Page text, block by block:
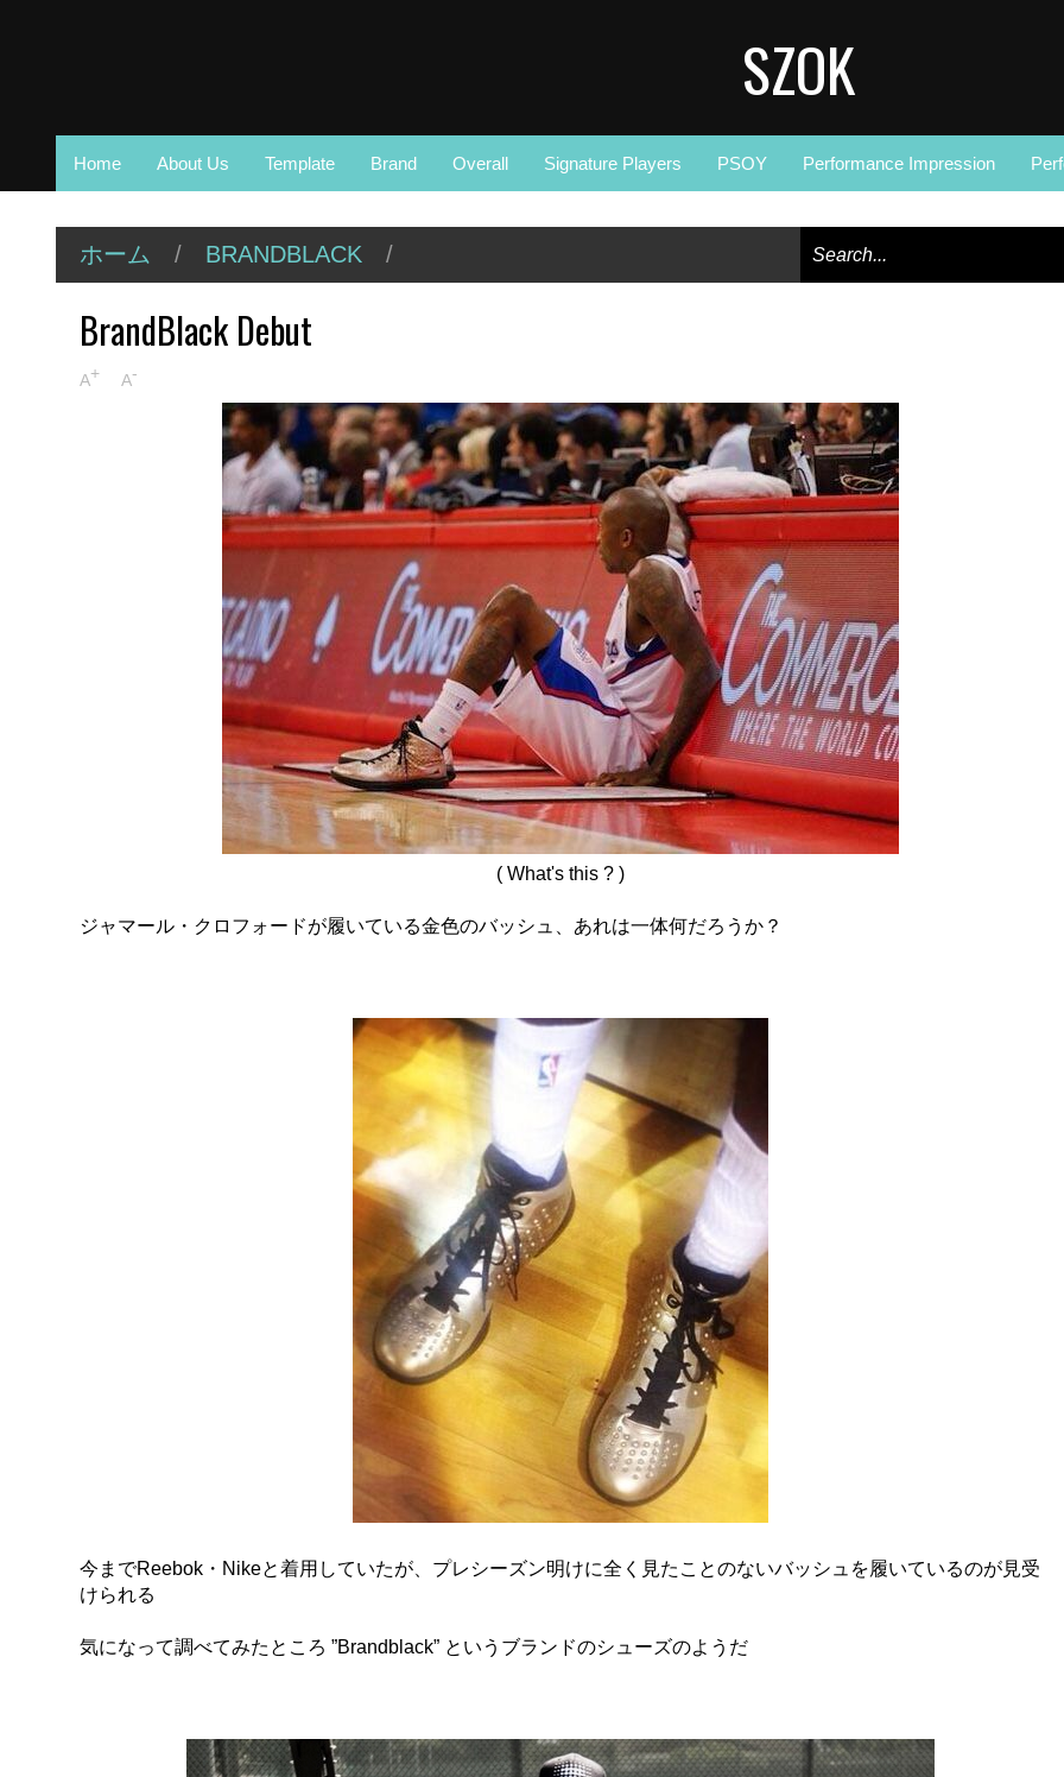
SZOK
Home About Us Template Brand Overall Signature Players PSOY Performance Impression
ホーム / BRANDBLACK /
BrandBlack Debut
A+ A-
( What's this ? )
ジャマール・クロフォードが履いている金色のバッシュ、あれは一体何だろうか？
今までReebok・Nikeと着用していたが、プレシーズン明けに全く見たことのないバッシュを履いているのが見受
けられる
気になって調べてみたところ ”Brandblack” というブランドのシューズのようだ